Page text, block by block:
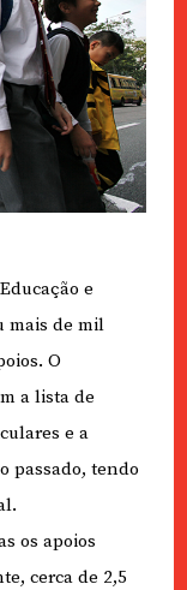
e
mais de mil
O
a lista de
e a
passado, tendo
os apoios
cerca de 2,5